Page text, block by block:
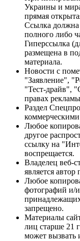
Украины и
прямая
Ссылка должна
полного либо
Гиперссылка
размещена в
материала.
Новости с
"Заявление",
"Тест-драйв",
правах
Раздел
Любое
другое
ссылку на
воспрещается.
Владелец веб-
является
Любое
фотографий и/
запрещено.
Материалы
лиц старше 21
может вызвать